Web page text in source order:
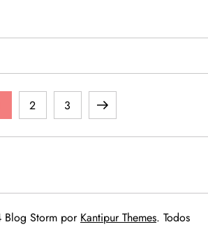
Página
2 Página
3
Página
siguiente
Storm por Kantipur Themes. Todos